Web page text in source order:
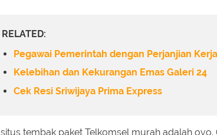
RELATED:
Pegawai Pemerintah dengan Perjanjian Kerja
Kelebihan dan Kekurangan Emas Galeri 24
Cek Resi Sriwijaya Prima Express
tembak paket Telkomsel murah adalah